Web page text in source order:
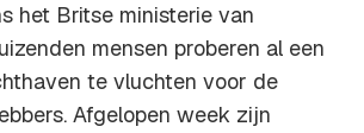
het Britse ministerie van
mensen proberen al een
te vluchten voor de
Afgelopen week zijn